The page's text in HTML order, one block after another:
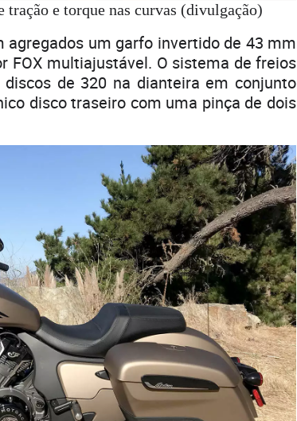
e torque nas curvas (divulgação)
um garfo invertido de 43 mm
FOX multiajustável. O sistema de freios
de 320 na dianteira em conjunto
disco traseiro com uma pinça de dois